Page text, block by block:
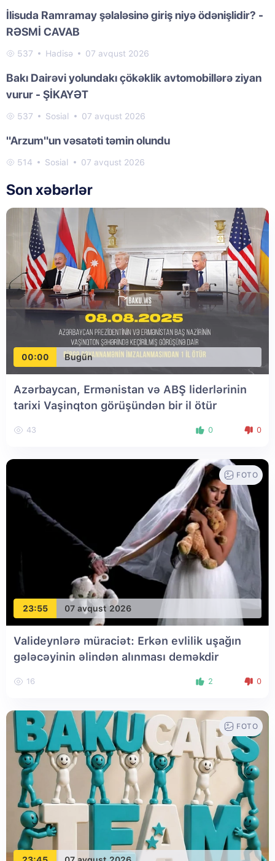
İlisuda Ramramay şəlaləsinə giriş niyə ödənişlidir? -
RƏSMİ CAVAB
537 Hadisə 07 avqust 2026
Bakı Dairəvi yolundakı çökəklik avtomobillərə ziyan
vurur - ŞİKAYƏT
537 Sosial 07 avqust 2026
"Arzum"un vəsatəti təmin olundu
514 Sosial 07 avqust 2026
Son xəbərlər
00:00 Bugün
Azərbaycan, Ermənistan və ABŞ liderlərinin
tarixi Vaşinqton görüşündən bir il ötür
43 0 0
23:55 07 avqust 2026
FOTO
Valideynlərə müraciət: Erkən evlilik uşağın
gələcəyinin əlindən alınması deməkdir
16 2 0
FOTO